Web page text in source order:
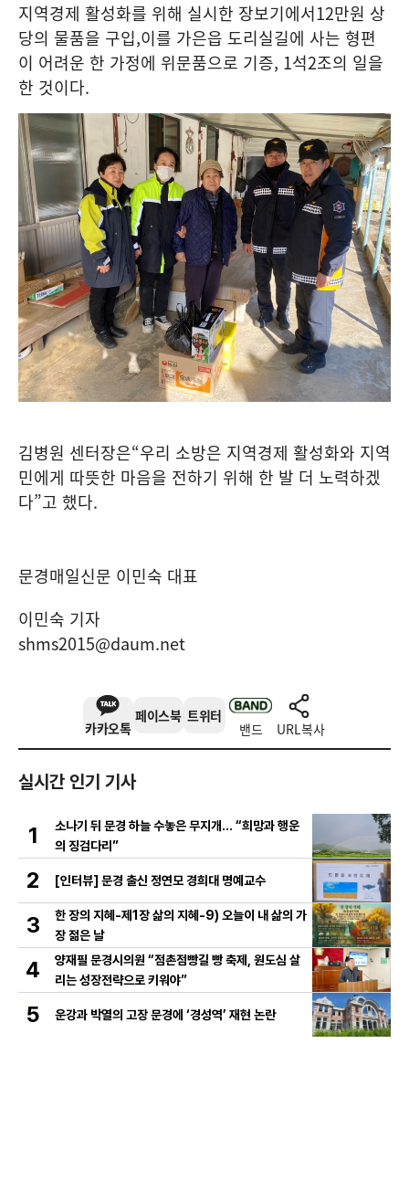
지역경제 활성화를 위해 실시한 장보기에서12만원 상
당의 물품을 구입,이를 가은읍 도리실길에 사는 형편
이 어려운 한 가정에 위문품으로 기증, 1석2조의 일을
한 것이다.
김병원 센터장은“우리 소방은 지역경제 활성화와 지역
민에게 따뜻한 마음을 전하기 위해 한 발 더 노력하겠
다”고 했다.
문경매일신문 이민숙 대표
이민숙 기자
shms2015@daum.net
카카오톡
페이스북 트위터
밴드 URL복사
실시간 인기 기사
1
소나기 뒤 문경 하늘 수놓은 무지개… “희망과 행운
의 징검다리”
2 [인터뷰] 문경 출신 정연모 경희대 명예교수
3
한 장의 지혜-제1장 삶의 지혜-9) 오늘이 내 삶의 가
장 젊은 날
4
양재필 문경시의원 “점촌점빵길 빵 축제, 원도심 살
리는 성장전략으로 키워야”
5 운강과 박열의 고장 문경에 ‘경성역’ 재현 논란